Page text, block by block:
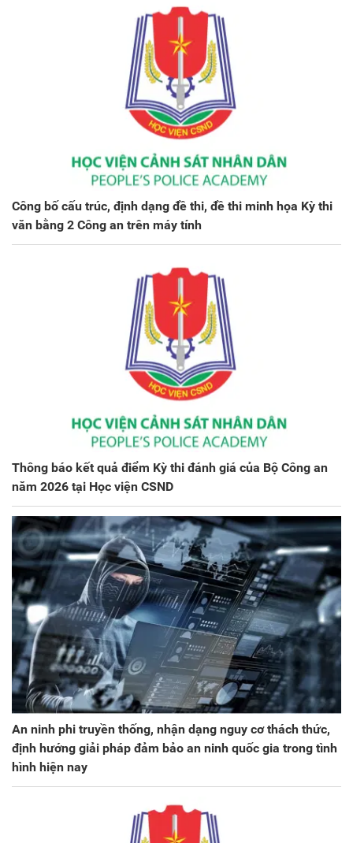
Công bố cấu trúc, định dạng đề thi, đề thi minh họa Kỳ thi
văn bằng 2 Công an trên máy tính
Thông báo kết quả điểm Kỳ thi đánh giá của Bộ Công an
năm 2026 tại Học viện CSND
An ninh phi truyền thống, nhận dạng nguy cơ thách thức,
định hướng giải pháp đảm bảo an ninh quốc gia trong tình
hình hiện nay